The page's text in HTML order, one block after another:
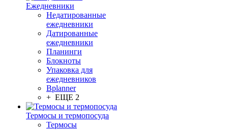
Ежедневники
Недатированные
ежедневники
Датированные
ежедневники
Планинги
Блокноты
Упаковка для
ежедневников
Bplanner
+ ЕЩЕ 2
Термосы и термопосуда
Термосы